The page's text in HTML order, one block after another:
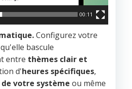
00:11
Configurez votre
bascule
entre thèmes clair et
d'heures spécifiques,
votre système ou même